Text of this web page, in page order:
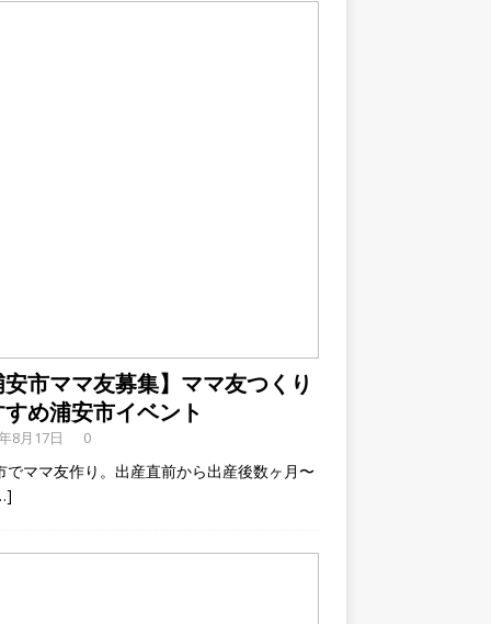
市ママ友募集】ママ友つくり
め浦安市イベント
8月17日 0
でママ友作り。出産直前から出産後数ヶ月〜